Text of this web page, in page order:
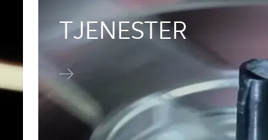
TJENESTER